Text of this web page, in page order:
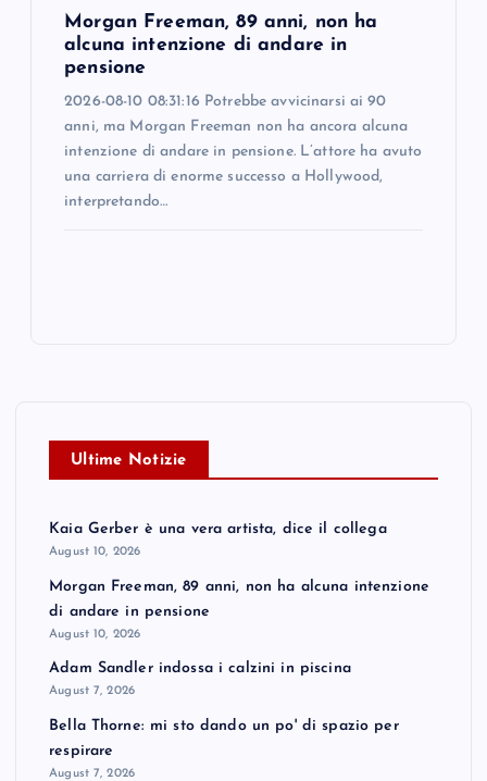
Morgan Freeman, 89 anni, non ha
alcuna intenzione di andare in
pensione
2026-08-10 08:31:16 Potrebbe avvicinarsi ai 90
anni, ma Morgan Freeman non ha ancora alcuna
intenzione di andare in pensione. L’attore ha avuto
una carriera di enorme successo a Hollywood,
interpretando…
Ultime Notizie
Kaia Gerber è una vera artista, dice il collega
August 10, 2026
Morgan Freeman, 89 anni, non ha alcuna intenzione
di andare in pensione
August 10, 2026
Adam Sandler indossa i calzini in piscina
August 7, 2026
Bella Thorne: mi sto dando un po' di spazio per
respirare
August 7, 2026